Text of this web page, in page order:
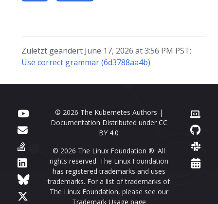
Zuletzt geändert June 17, 2026 at 3:56 PM PST:
Use correct grammar (6d3788aa4b)
© 2026 The Kubernetes Authors |
Documentation Distributed under CC
BY 4.0
© 2026 The Linux Foundation ®. All
rights reserved. The Linux Foundation
has registered trademarks and uses
trademarks. For a list of trademarks of
The Linux Foundation, please see our
Trademark Usage page